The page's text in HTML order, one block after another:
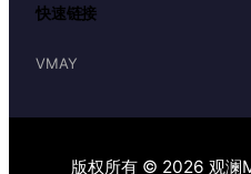
快速链接
VMAY
版权所有 © 2026 观澜